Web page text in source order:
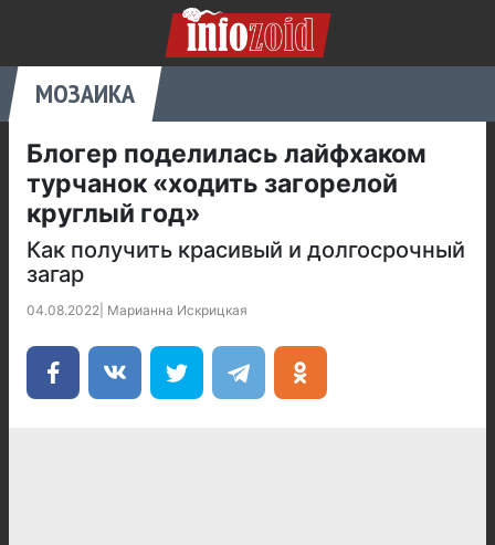
МОЗАИКА
Блогер поделилась лайфхаком
турчанок «ходить загорелой
круглый год»
Как получить красивый и долгосрочный
загар
04.08.2022 Марианна Искрицкая